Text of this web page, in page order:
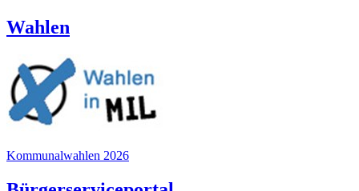
Wahlen
Kommunalwahlen 2026